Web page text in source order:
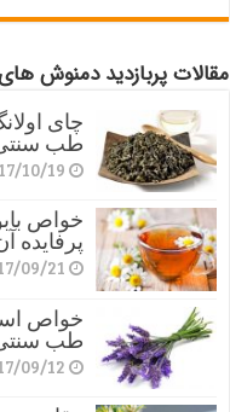
مقالات پربازدید دمنوش
چای
طب
10/19
خواص
پرفایده
09/21
خواص
طب
09/12